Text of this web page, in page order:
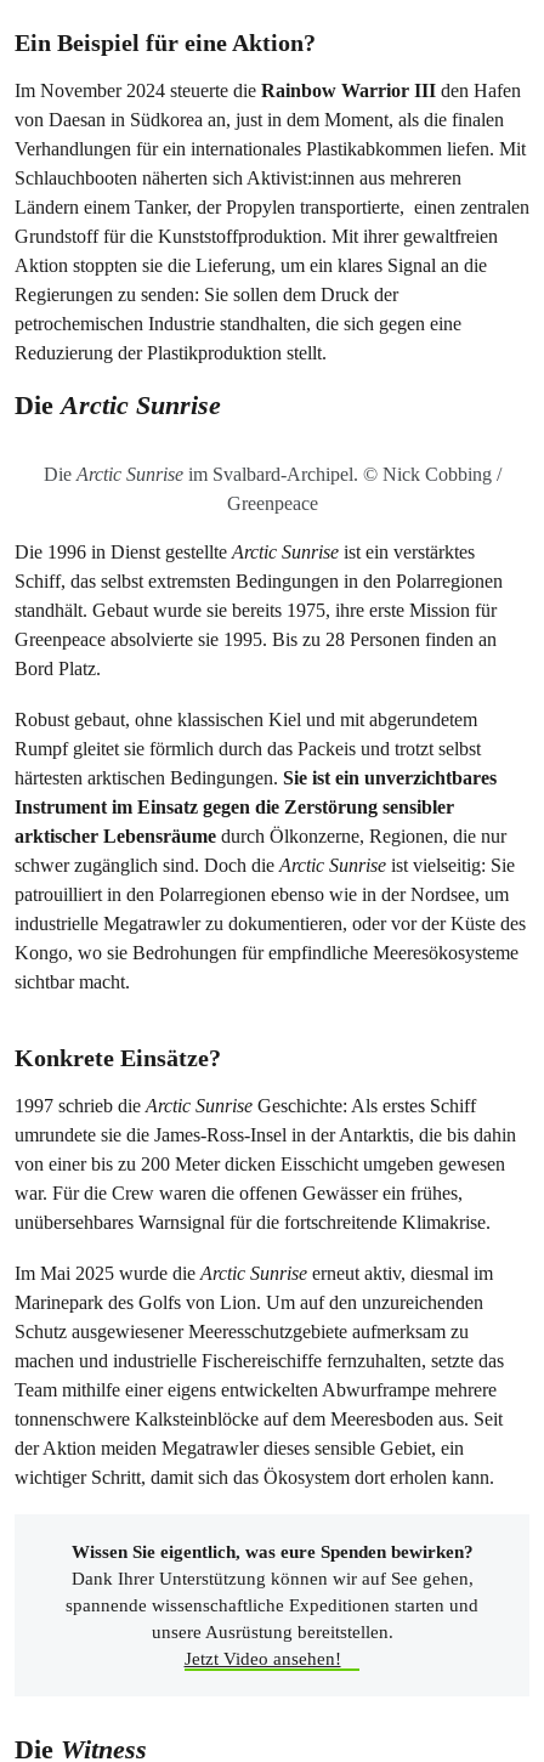
Ein Beispiel für eine Aktion?
Im November 2024 steuerte die Rainbow Warrior III den Hafen
von Daesan in Südkorea an, just in dem Moment, als die finalen
Verhandlungen für ein internationales Plastikabkommen liefen. Mit
Schlauchbooten näherten sich Aktivist:innen aus mehreren
Ländern einem Tanker, der Propylen transportierte, einen zentralen
Grundstoff für die Kunststoffproduktion. Mit ihrer gewaltfreien
Aktion stoppten sie die Lieferung, um ein klares Signal an die
Regierungen zu senden: Sie sollen dem Druck der
petrochemischen Industrie standhalten, die sich gegen eine
Reduzierung der Plastikproduktion stellt.
DieArctic Sunrise
Die Arctic Sunriseim Svalbard-Archipel. © Nick Cobbing /
Greenpeace
Die 1996 in Dienst gestellteArctic Sunrise ist ein verstärktes
Schiff, das selbst extremsten Bedingungen in den Polarregionen
standhält. Gebaut wurde sie bereits 1975, ihre erste Mission für
Greenpeace absolvierte sie 1995. Bis zu 28 Personen finden an
Bord Platz.
Robust gebaut, ohne klassischen Kiel und mit abgerundetem
Rumpf gleitet sie förmlich durch das Packeis und trotzt selbst
härtesten arktischen Bedingungen. Sie ist ein unverzichtbares
Instrument im Einsatz gegen die Zerstörung sensibler
arktischer Lebensräume durch Ölkonzerne, Regionen, die nur
schwer zugänglich sind. Doch dieArctic Sunrise ist vielseitig: Sie
patrouilliert in den Polarregionen ebenso wie in der Nordsee, um
industrielle Megatrawler zu dokumentieren, oder vor der Küste des
Kongo, wo sie Bedrohungen für empfindliche Meeresökosysteme
sichtbar macht.
Konkrete Einsätze?
1997 schrieb dieArctic Sunrise Geschichte: Als erstes Schiff
umrundete sie die James-Ross-Insel in der Antarktis, die bis dahin
von einer bis zu 200 Meter dicken Eisschicht umgeben gewesen
war. Für die Crew waren die offenen Gewässer ein frühes,
unübersehbares Warnsignal für die fortschreitende Klimakrise.
Im Mai 2025 wurde dieArctic Sunrise erneut aktiv, diesmal im
Marinepark des Golfs von Lion. Um auf den unzureichenden
Schutz ausgewiesener Meeresschutzgebiete aufmerksam zu
machen und industrielle Fischereischiffe fernzuhalten, setzte das
Team mithilfe einer eigens entwickelten Abwurframpe mehrere
tonnenschwere Kalksteinblöcke auf dem Meeresboden aus. Seit
der Aktion meiden Megatrawler dieses sensible Gebiet, ein
wichtiger Schritt, damit sich das Ökosystem dort erholen kann.
Wissen Sie eigentlich, was eure Spenden bewirken?
Dank Ihrer Unterstützung können wir auf See gehen,
spannende wissenschaftliche Expeditionen starten und
unsere Ausrüstung bereitstellen.
Jetzt Video ansehen!
Die Witness